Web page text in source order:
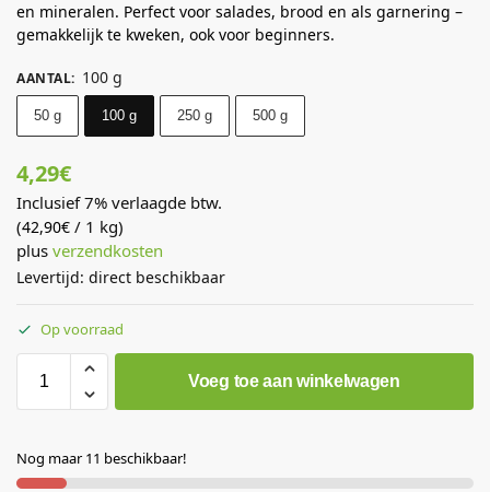
en mineralen. Perfect voor salades, brood en als garnering –
gemakkelijk te kweken, ook voor beginners.
AANTAL: 100 g
50 g 100 g 250 g 500 g
4,29€
Inclusief 7% verlaagde btw.
(42,90€ / 1 kg)
plus verzendkosten
Levertijd: direct beschikbaar
Op voorraad
Voeg toe aan winkelwagen
Nog maar 11 beschikbaar!